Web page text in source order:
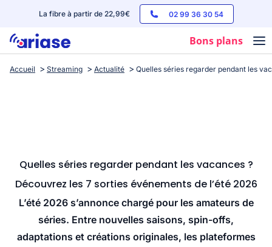
La fibre à partir de 22,99€ 02 99 36 30 54
Bons plans
Box internet
Streaming
Accueil Streaming Actualité Quelles séries regarder pendant les
Quelles séries regarder pendant les vacances ?
Découvrez les 7 sorties événements de l’été 2026
L’été 2026 s’annonce chargé pour les amateurs de
séries. Entre nouvelles saisons, spin-offs,
adaptations et créations originales, les plateformes